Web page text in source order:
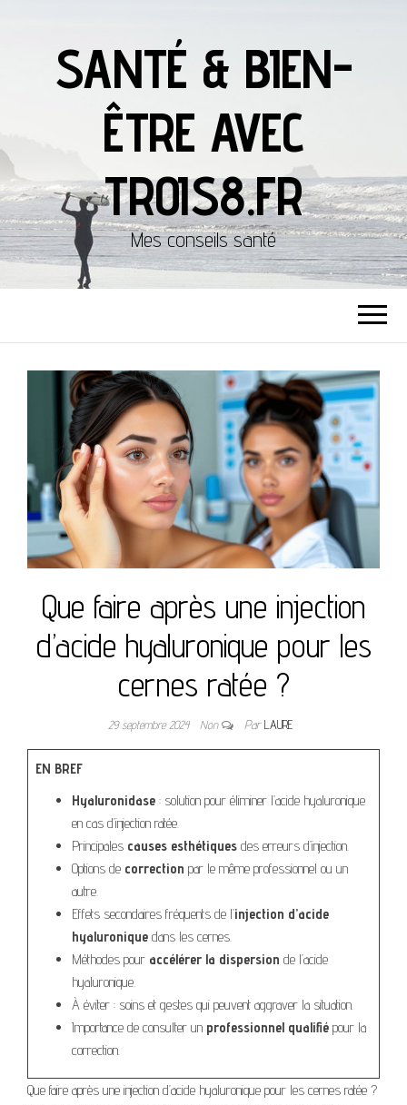
SANTÉ & BIEN-
ÊTRE AVEC
TROIS8.FR
Mes conseils santé
Que faire après une injection
d’acide hyaluronique pour les
cernes ratée ?
29 septembre 2024 Non ParLAURE
EN BREF
Hyaluronidase : solution pour éliminer l’acide hyaluronique
en cas d’injection ratée.
Principales causes esthétiques des erreurs d’injection.
Options de correction par le même professionnel ou un
autre.
Effets secondaires fréquents de l’injection d’acide
hyaluronique dans les cernes.
Méthodes pour accélérer la dispersion de l’acide
hyaluronique.
À éviter : soins et gestes qui peuvent aggraver la situation.
Importance de consulter un professionnel qualifié pour la
correction.
Que faire après une injection d’acide hyaluronique pour les cernes ratée ?